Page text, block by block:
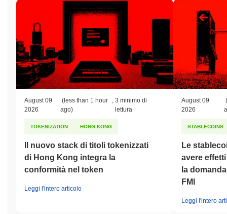
August 09
2026
(less than 1 hour
ago)
, 3 minimo di
lettura
TOKENIZATION HONG KONG
Il nuovo stack di titoli tokenizzati
di Hong Kong integra la
conformità nel token
Leggi l'intero articolo
August 09
2026
STABLECOINS
Le
avere
la
FMI
Leggi l'intero